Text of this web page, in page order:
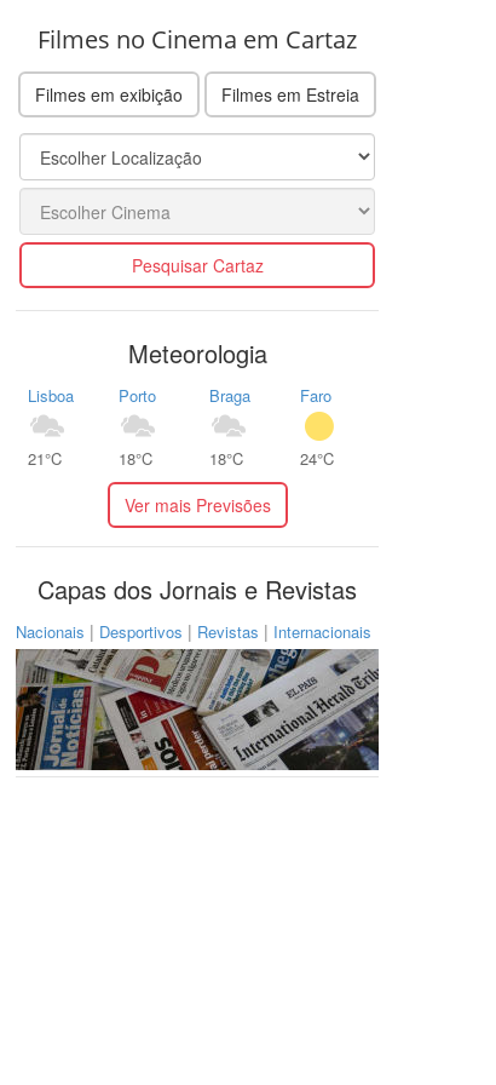
Filmes no Cinema em Cartaz
Filmes em exibição Filmes em Estreia
Pesquisar Cartaz
Meteorologia
Lisboa
21°C
Porto
18°C
Braga
18°C
Faro
24°C
Ver mais Previsões
Capas dos Jornais e Revistas
Nacionais | Desportivos | Revistas | Internacionais